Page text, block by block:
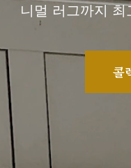
니멀 러그까지
콜